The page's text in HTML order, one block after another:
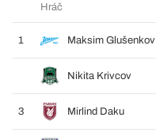
Hráč
1 Maksim Glušenkov
Nikita Krivcov
3 Mirlind Daku